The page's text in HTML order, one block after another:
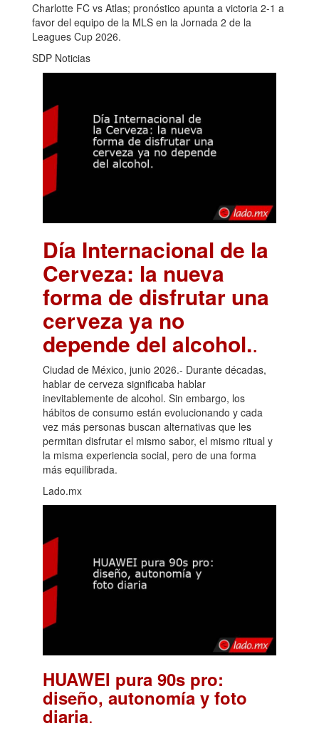
Charlotte FC vs Atlas; pronóstico apunta a victoria 2-1 a
favor del equipo de la MLS en la Jornada 2 de la
Leagues Cup 2026.
SDP Noticias
Día Internacional de la
Cerveza: la nueva
forma de disfrutar una
cerveza ya no
depende del alcohol..
Ciudad de México, junio 2026.- Durante décadas,
hablar de cerveza significaba hablar
inevitablemente de alcohol. Sin embargo, los
hábitos de consumo están evolucionando y cada
vez más personas buscan alternativas que les
permitan disfrutar el mismo sabor, el mismo ritual y
la misma experiencia social, pero de una forma
más equilibrada.
Lado.mx
HUAWEI pura 90s pro:
diseño, autonomía y foto
diaria.